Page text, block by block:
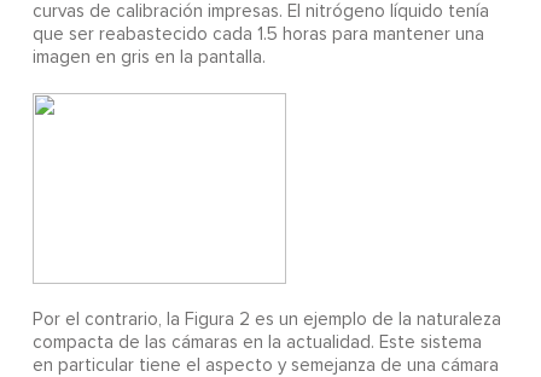
curvas de calibración impresas. El nitrógeno líquido tenía
que ser reabastecido cada 1.5 horas para mantener una
imagen en gris en la pantalla.
Por el contrario, la Figura 2 es un ejemplo de la naturaleza
compacta de las cámaras en la actualidad. Este sistema
en particular tiene el aspecto y semejanza de una cámara